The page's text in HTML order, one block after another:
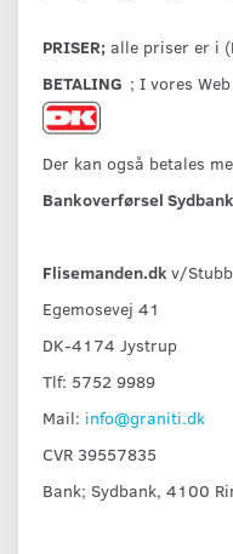
PRISER; alle priser er i
BETALING ; I vores
Der kan også betales
Bankoverførsel
Flisemanden.dk v/
Egemosevej 41
DK-4174 Jystrup
Tlf: 5752 9989
Mail: info@graniti.dk
CVR 39557835
Bank; Sydbank, 4100